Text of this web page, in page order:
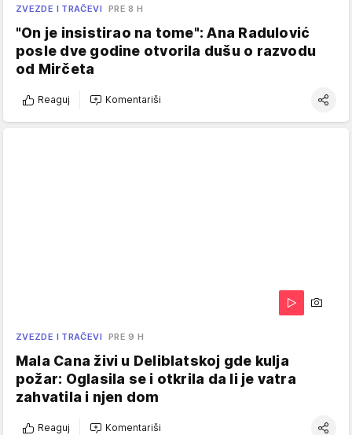
ZVEZDE I TRAČEVI PRE 8 H
"On je insistirao na tome": Ana Radulović
posle dve godine otvorila dušu o razvodu
od Mirčeta
Reaguj Komentariši
ZVEZDE I TRAČEVI PRE 9 H
Mala Cana živi u Deliblatskoj gde kulja
požar: Oglasila se i otkrila da li je vatra
zahvatila i njen dom
Reaguj Komentariši